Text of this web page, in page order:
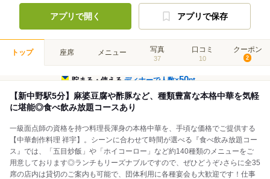
アプリで開く アプリで保存
トップ 座席 メニュー 写真
37
口コミ
10
クーポン
2
貯まる・使えるディナーで人数×50pt
【新中野駅5分】麻婆豆腐や酢豚など、種類豊富な本格中華を気軽
に堪能◎食べ飲み放題コースあり
一級面点師の資格を持つ料理長渾身の本格中華を、手頃な価格でご提供する
【中華創作料理 祥宇】。シーンに合わせて時間が選べる『食べ飲み放題コー
ス』では、「五目炒飯」や「ホイコーロー」など約140種類のメニューをご
用意しております◎ランチもリーズナブルですので、ぜひどうぞ♪さらに全35
席の店内は貸切のご案内も可能で、団体利用に各種宴会も大歓迎です！仕事